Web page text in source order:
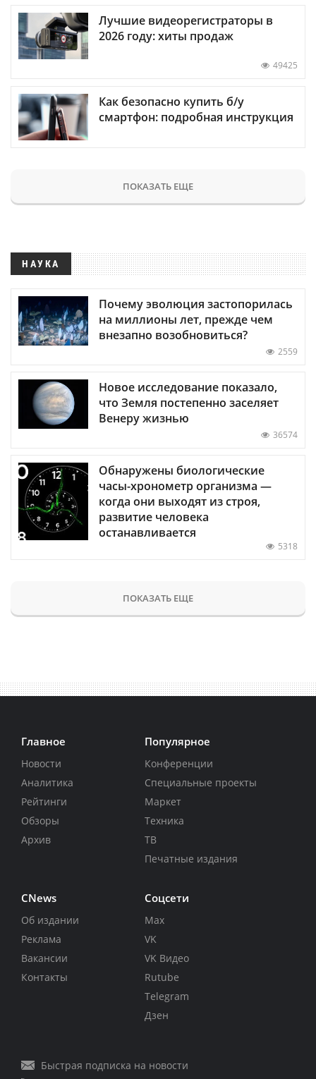
Лучшие видеорегистраторы в
2026 году: хиты продаж
49425
Как безопасно купить б/у
смартфон: подробная инструкция
ПОКАЗАТЬ ЕЩЕ
НАУКА
Почему эволюция застопорилась
на миллионы лет, прежде чем
внезапно возобновиться?
2559
Новое исследование показало,
что Земля постепенно заселяет
Венеру жизнью
36574
Обнаружены биологические
часы-хронометр организма —
когда они выходят из строя,
развитие человека
останавливается
5318
ПОКАЗАТЬ ЕЩЕ
Главное
Новости
Аналитика
Рейтинги
Обзоры
Архив
Популярное
Конференции
Специальные проекты
Маркет
Техника
ТВ
Печатные издания
CNews
Об издании
Реклама
Вакансии
Контакты
Соцсети
Max
VK
VK Видео
Rutube
Telegram
Дзен
Быстрая подписка на новости